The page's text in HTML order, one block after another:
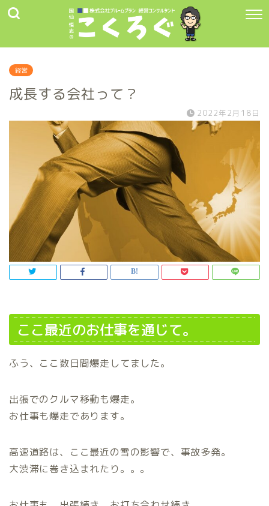
経営
成長する会社って？
2022年2月18日
ここ最近のお仕事を通じて。
ふう、ここ数日間爆走してました。
出張でのクルマ移動も爆走。
お仕事も爆走であります。
高速道路は、ここ最近の雪の影響で、事故多発。
大渋滞に巻き込まれたり。。。